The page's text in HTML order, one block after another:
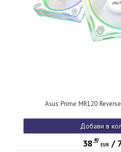
Asus Prime MR120
Добави в
38 40
EUR/